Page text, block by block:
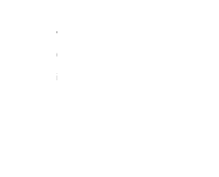
WERTGARANTIE -
Preis
649,90 €
inkl. MwSt.